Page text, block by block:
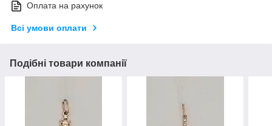
Оплата на рахунок
Всі умови оплати
Подібні товари компанії